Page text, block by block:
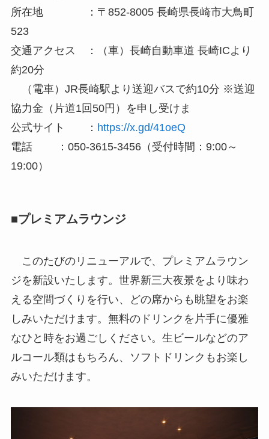
所在地 ：〒852-8005 長崎県長崎市大鳥町
523
交通アクセス ：（車）長崎自動車道 長崎ICより
約20分
（電車）JR長崎駅より送迎バスで約10分 ※送迎
協力金（片道1回50円）を申し受けま
公式サイト ： https://x.gd/41oeQ
電話 ：050-3615-3456（受付時間：9:00～
19:00）
■プレミアムラウンジ
このたびのリニューアルで、プレミアムラウン
ジを新設いたします。世界新三大夜景をより味わ
える空間づくりを行い、どの席からも眺望をお楽
しみいただけます。無料のドリンクを片手に優雅
なひと時をお過ごしください。生ビールなどのア
ルコール類はもちろん、ソフトドリンクもお楽し
みいただけます。